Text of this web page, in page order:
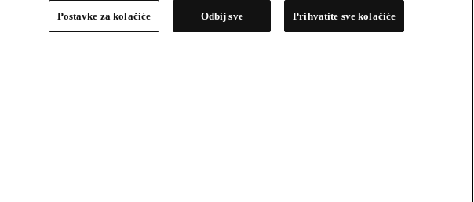
Postavke za kolačiće Odbij sve Prihvatite sve kolačiće